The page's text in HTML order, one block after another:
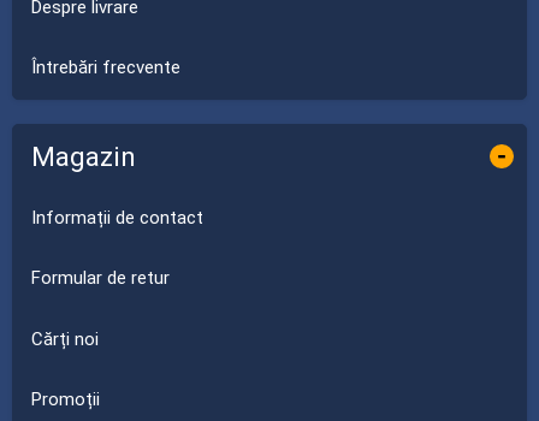
Despre livrare
Întrebări frecvente
Magazin -
Informații de contact
Formular de retur
Cărți noi
Promoții